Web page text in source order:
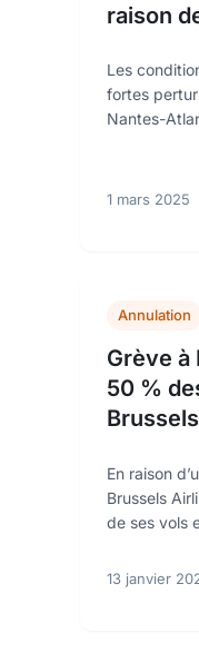
raison
Les
fortes
Nantes-
1 mars 2025
Annulation
Grève à
50 %
En raison
Brussels
de ses vols
13 janvier